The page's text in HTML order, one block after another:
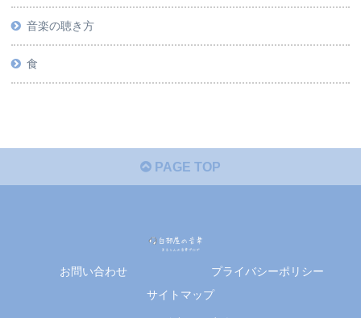
音楽の聴き方
食
PAGE TOP
お問い合わせ
プライバシーポリシー
サイトマップ